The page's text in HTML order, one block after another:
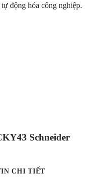
động hóa công nghiệp.
Schneider
CHI TIẾT